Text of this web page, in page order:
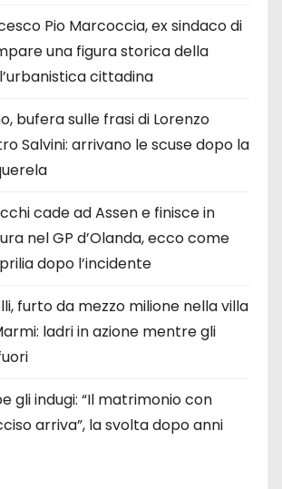
Pio Marcoccia, ex sindaco di
una figura storica della
cittadina
bufera sulle frasi di Lorenzo
Salvini: arrivano le scuse dopo la
cade ad Assen e finisce in
nel GP d’Olanda, ecco come
dopo l’incidente
furto da mezzo milione nella villa
ladri in azione mentre gli
gli indugi: “Il matrimonio con
arriva”, la svolta dopo anni